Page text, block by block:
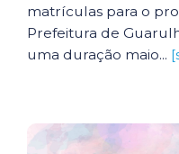
matrículas para o
Prefeitura de
uma duração maio...